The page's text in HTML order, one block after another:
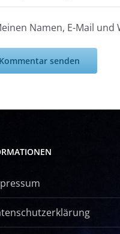
Namen, E-Mail